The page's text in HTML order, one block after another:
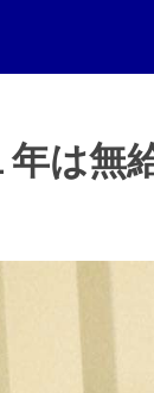
は無